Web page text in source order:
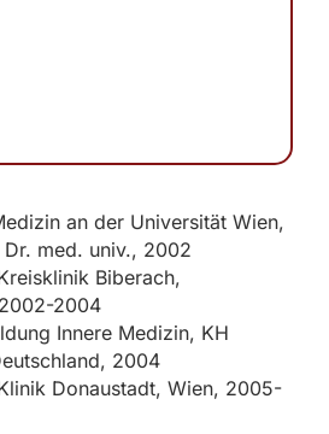
an der Universität Wien,
med. univ., 2002
Biberach,
2004
Innere Medizin, KH
2004
Donaustadt, Wien, 2005-